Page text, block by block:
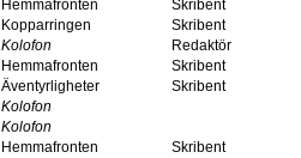
Hemmafronten
Skribent
Kopparringen
Skribent
Kolofon
Redaktör
Hemmafronten
Skribent
Äventyrligheter
Skribent
Kolofon
Kolofon
Hemmafronten
Skribent